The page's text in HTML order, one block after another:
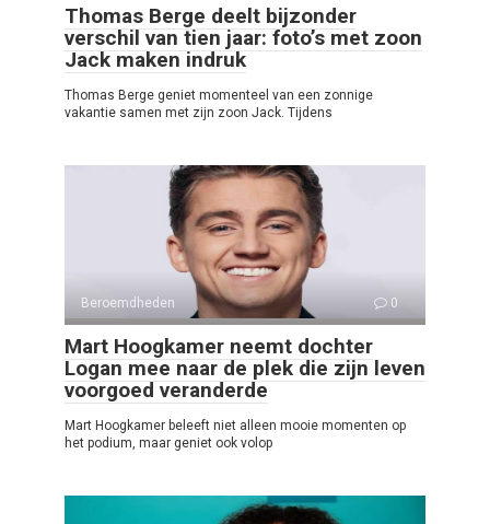
Thomas Berge deelt bijzonder
verschil van tien jaar: foto’s met zoon
Jack maken indruk
Thomas Berge geniet momenteel van een zonnige
vakantie samen met zijn zoon Jack. Tijdens
Beroemdheden 0
Mart Hoogkamer neemt dochter
Logan mee naar de plek die zijn leven
voorgoed veranderde
Mart Hoogkamer beleeft niet alleen mooie momenten op
het podium, maar geniet ook volop